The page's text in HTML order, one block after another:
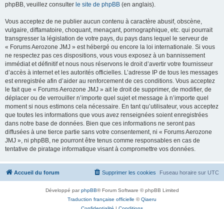
phpBB, veuillez consulter le site de phpBB (en anglais).
Vous acceptez de ne publier aucun contenu à caractère abusif, obscène,
vulgaire, diffamatoire, choquant, menaçant, pornographique, etc. qui pourrait
transgresser la législation de votre pays, du pays dans lequel le serveur de
« Forums Aerozone JMJ » est hébergé ou encore la loi internationale. Si vous
ne respectez pas ces dispositions, vous vous exposez à un bannissement
immédiat et définitif et nous nous réservons le droit d’avertir votre fournisseur
d’accès à internet et les autorités officielles. L’adresse IP de tous les messages
est enregistrée afin d’aider au renforcement de ces conditions. Vous acceptez
le fait que « Forums Aerozone JMJ » ait le droit de supprimer, de modifier, de
déplacer ou de verrouiller n’importe quel sujet et message à n’importe quel
moment si nous estimons cela nécessaire. En tant qu’utilisateur, vous acceptez
que toutes les informations que vous avez renseignées soient enregistrées
dans notre base de données. Bien que ces informations ne seront pas
diffusées à une tierce partie sans votre consentement, ni « Forums Aerozone
JMJ », ni phpBB, ne pourront être tenus comme responsables en cas de
tentative de piratage informatique visant à compromettre vos données.
Accueil du forum Fuseau horaire sur UTC
Supprimer les cookies
Développé parphpBB® Forum Software © phpBB Limited
Traduction française officielle ©Qiaeru